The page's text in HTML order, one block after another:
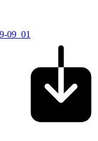
09_01